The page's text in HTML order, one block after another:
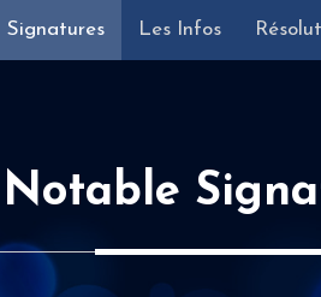
Signatures Les Infos
Notable